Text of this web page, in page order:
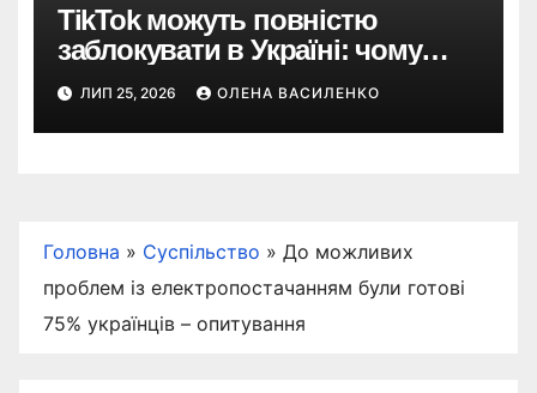
TikTok можуть повністю
заблокувати в Україні: чому
з’явилася така пропозиція
ЛИП 25, 2026 ОЛЕНА ВАСИЛЕНКО
Головна » Суспільство » До можливих
проблем із електропостачанням були готові
75% українців – опитування